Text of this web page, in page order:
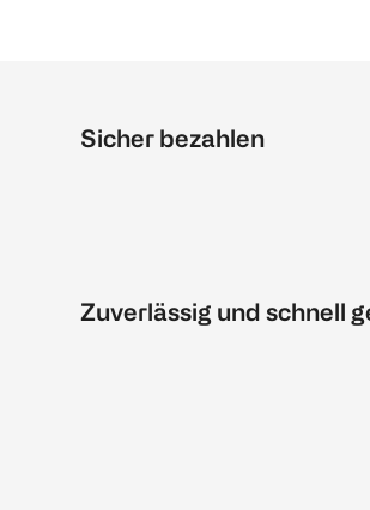
Sicher bezahlen
Zuverlässig und schnell